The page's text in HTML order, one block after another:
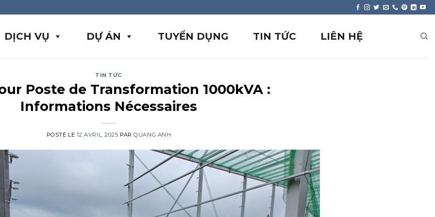
DỊCH VỤ DỰ ÁN TUYỂN DỤNG TIN TỨC LIÊN HỆ
TIN TỨC
Poste de Transformation 1000kVA :
Informations Nécessaires
POSTÉ LE 12 AVRIL, 2025 PARQUANG ANH